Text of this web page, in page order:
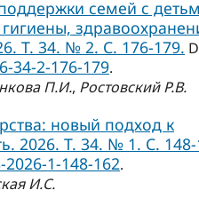
семей с
Т. 34. № 2. С. 176-179.
34-2-176-179.
П.И., Ростовский Р.В.
новый подход к
2026. Т. 34. № 1. С.
1-148-162.
И.С.